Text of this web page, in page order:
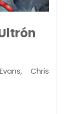
Chris